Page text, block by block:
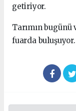
getiriyor.
Tarımın bugünü
fuarda buluşuyor.